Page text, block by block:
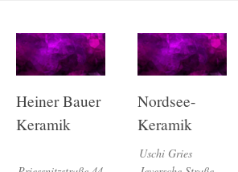
Heiner Bauer
Keramik
Nordsee-
Keramik
Uschi Gries